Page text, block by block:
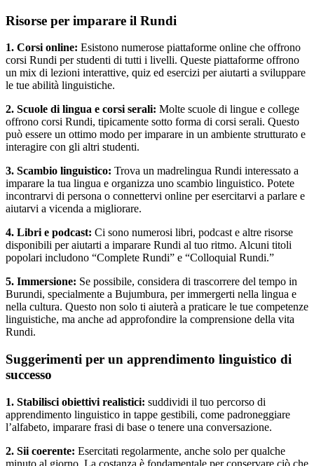
Risorse per imparare il Rundi
1. Corsi online: Esistono numerose piattaforme online che offrono
corsi Rundi per studenti di tutti i livelli. Queste piattaforme offrono
un mix di lezioni interattive, quiz ed esercizi per aiutarti a sviluppare
le tue abilità linguistiche.
2. Scuole di lingua e corsi serali: Molte scuole di lingue e college
offrono corsi Rundi, tipicamente sotto forma di corsi serali. Questo
può essere un ottimo modo per imparare in un ambiente strutturato e
interagire con gli altri studenti.
3. Scambio linguistico: Trova un madrelingua Rundi interessato a
imparare la tua lingua e organizza uno scambio linguistico. Potete
incontrarvi di persona o connettervi online per esercitarvi a parlare e
aiutarvi a vicenda a migliorare.
4. Libri e podcast: Ci sono numerosi libri, podcast e altre risorse
disponibili per aiutarti a imparare Rundi al tuo ritmo. Alcuni titoli
popolari includono “Complete Rundi” e “Colloquial Rundi.”
5. Immersione: Se possibile, considera di trascorrere del tempo in
Burundi, specialmente a Bujumbura, per immergerti nella lingua e
nella cultura. Questo non solo ti aiuterà a praticare le tue competenze
linguistiche, ma anche ad approfondire la comprensione della vita
Rundi.
Suggerimenti per un apprendimento linguistico di
successo
1. Stabilisci obiettivi realistici: suddividi il tuo percorso di
apprendimento linguistico in tappe gestibili, come padroneggiare
l’alfabeto, imparare frasi di base o tenere una conversazione.
2. Sii coerente: Esercitati regolarmente, anche solo per qualche
minuto al giorno. La costanza è fondamentale per conservare ciò che